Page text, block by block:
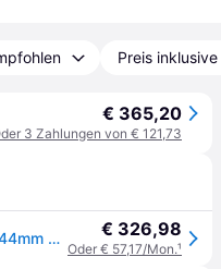
Preis
€ 365,20
3 Zahlungen von € 121,73
Apple Watch SE (GPS) Aluminium 44mm 2022 beige (MRE63QL/A) € 326,98
Oder € 57,17/Mon.¹